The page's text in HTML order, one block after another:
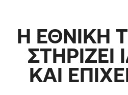
Business Banking
Corporate & Investment
Go For More
Η ΕΘΝΙΚΗ
ΣΤΗΡΙΖΕΙ
ΚΑΙ